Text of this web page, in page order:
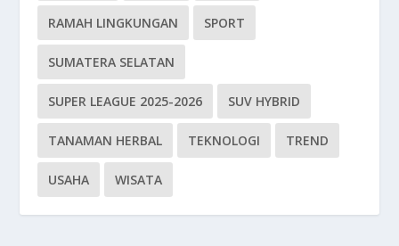
RAMAH LINGKUNGAN SPORT
SUMATERA SELATAN
SUPER LEAGUE 2025-2026 SUV HYBRID
TANAMAN HERBAL TEKNOLOGI TREND
USAHA WISATA